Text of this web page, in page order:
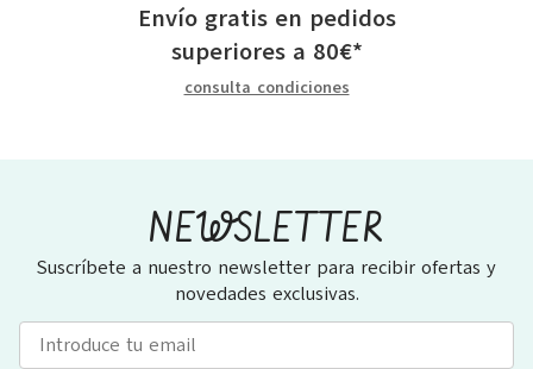
Envío gratis en pedidos
superiores a 80€*
consulta condiciones
NEWSLETTER
Suscríbete a nuestro newsletter para recibir ofertas y
novedades exclusivas.